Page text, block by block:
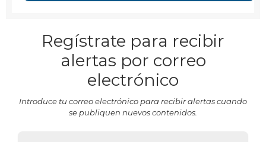
Regístrate para recibir
alertas por correo
electrónico
Introduce tu correo electrónico para recibir alertas cuando
se publiquen nuevos contenidos.